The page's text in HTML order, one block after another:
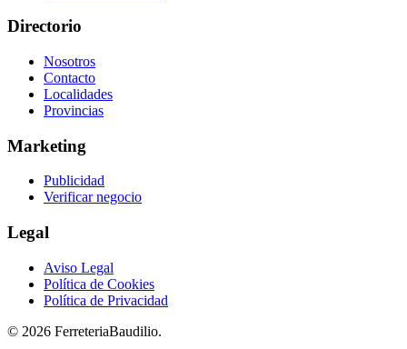
Directorio
Nosotros
Contacto
Localidades
Provincias
Marketing
Publicidad
Verificar negocio
Legal
Aviso Legal
Política de Cookies
Política de Privacidad
© 2026 FerreteriaBaudilio.